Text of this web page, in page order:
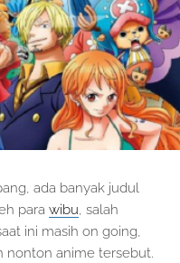
ada banyak judul
para wibu , salah
ini masih on going,
nonton anime tersebut.